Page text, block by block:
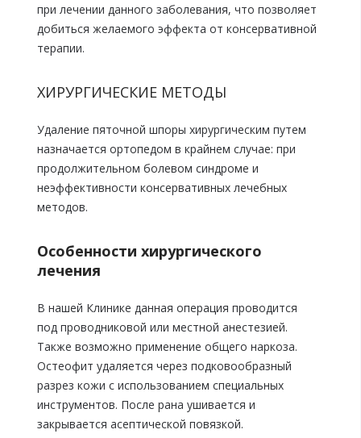
при лечении данного заболевания, что позволяет
добиться желаемого эффекта от консервативной
терапии.
ХИРУРГИЧЕСКИЕ МЕТОДЫ
Удаление пяточной шпоры хирургическим путем
назначается ортопедом в крайнем случае: при
продолжительном болевом синдроме и
неэффективности консервативных лечебных
методов.
Особенности хирургического
лечения
В нашей Клинике данная операция проводится
под проводниковой или местной анестезией.
Также возможно применение общего наркоза.
Остеофит удаляется через подковообразный
разрез кожи с использованием специальных
инструментов. После рана ушивается и
закрывается асептической повязкой.